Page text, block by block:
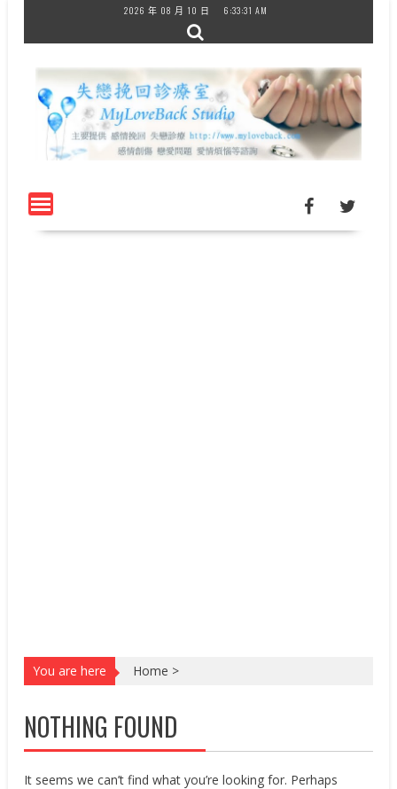
content
2026 年 08 月 10 日 6:33:31 AM
You are here Home >
NOTHING FOUND
It seems we can’t find what you’re looking for. Perhaps